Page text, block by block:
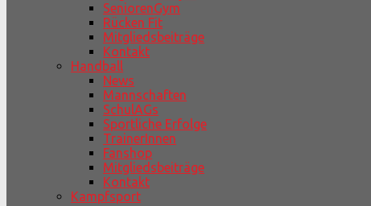
SeniorenGym
Rücken Fit
Mitgliedsbeiträge
Kontakt
Handball
News
Mannschaften
SchulAGs
Sportliche Erfolge
TrainerInnen
Fanshop
Mitgliedsbeiträge
Kontakt
Kampfsport